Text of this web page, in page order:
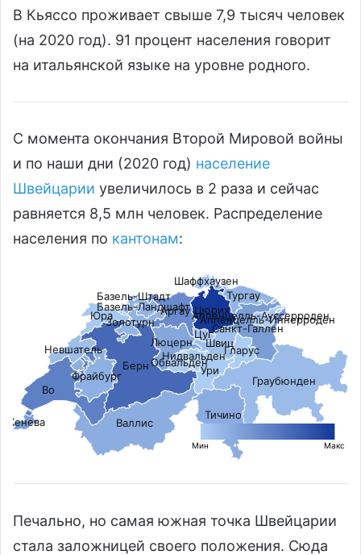
В Кьяссо проживает свыше 7,9 тысяч человек
(на 2020 год). 91 процент населения говорит
на итальянской языке на уровне родного.
С момента окончания Второй Мировой войны
и по наши дни (2020 год) население
Швейцарии увеличилось в 2 раза и сейчас
равняется 8,5 млн человек. Распределение
населения по кантонам:
Базель-Штадт
Цуг
Аппенцелль-Иннерроден
Женева
Нидвальден
Аппенцелль-Ауссерроден
Обвальден
Шаффхаузен
Базель-Ландшафт
Гларус
Швиц
Невшатель
Юра
Ури
Тургау
Золотурн
Цюрих
Люцерн
Фрайбург
Аргау
Санкт-Галлен
Тичино
Во
Валлис
Граубюнден
Берн
Мин Макс
Печально, но самая южная точка Швейцарии
стала заложницей своего положения. Сюда